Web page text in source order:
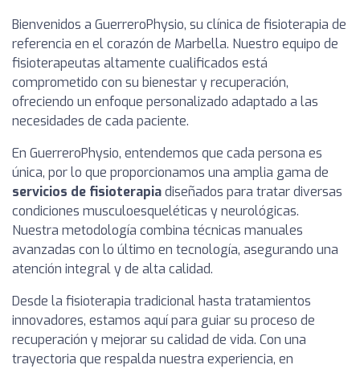
Bienvenidos a GuerreroPhysio, su clínica de fisioterapia de
referencia en el corazón de Marbella. Nuestro equipo de
fisioterapeutas altamente cualificados está
comprometido con su bienestar y recuperación,
ofreciendo un enfoque personalizado adaptado a las
necesidades de cada paciente.
En GuerreroPhysio, entendemos que cada persona es
única, por lo que proporcionamos una amplia gama de
servicios de fisioterapiadiseñados para tratar diversas
condiciones musculoesqueléticas y neurológicas.
Nuestra metodología combina técnicas manuales
avanzadas con lo último en tecnología, asegurando una
atención integral y de alta calidad.
Desde la fisioterapia tradicional hasta tratamientos
innovadores, estamos aquí para guiar su proceso de
recuperación y mejorar su calidad de vida. Con una
trayectoria que respalda nuestra experiencia, en